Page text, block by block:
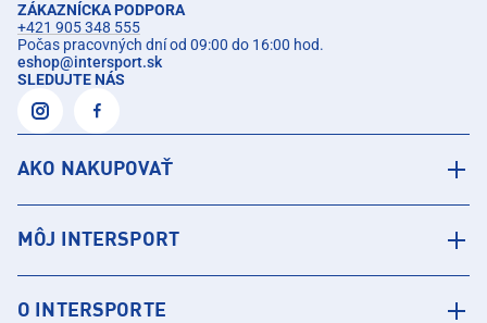
ZÁKAZNÍCKA PODPORA
+421 905 348 555
Počas pracovných dní od 09:00 do 16:00 hod.
eshop@intersport.sk
SLEDUJTE NÁS
AKO NAKUPOVAŤ
MÔJ INTERSPORT
O INTERSPORTE